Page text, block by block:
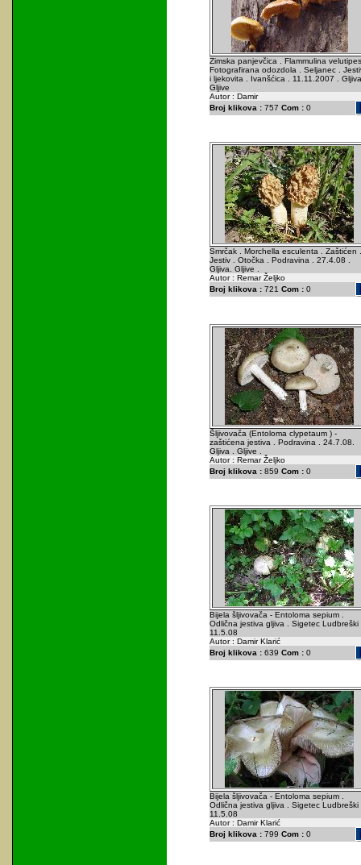
Zimska panjevčica . Flammulina
Fotografirana odozdola . Seljanec .
i ljekovita . Ivanšćica . 11.11.2007 .
Gljive
Autor : Damir
Broj klikova :757 Com :0
Smrčak . Morchella esculenta . Zaštićen .
Jestiv . Otočka . Podravina . 27.4.08 .
Gljiva. Gljive .
Autor : Remar Željko
Broj klikova :721 Com :0
Šljivovača (Entoloma clypetaum ) -
zaštićena jestiva . Podravina . 24.7.08.
Gljiva . Gljive .
Autor : Remar Željko
Broj klikova :859 Com :0
Bijela šljivovača - Entoloma sepium .
Odlična jestiva gljiva . Sigetec Ludbreški
11.5.08
Autor : Damir Klarić
Broj klikova :639 Com :0
Bijela šljivovača - Entoloma sepium .
Odlična jestiva gljiva . Sigetec Ludbreški
11.5.08
Autor : Damir Klarić
Broj klikova :799 Com :0